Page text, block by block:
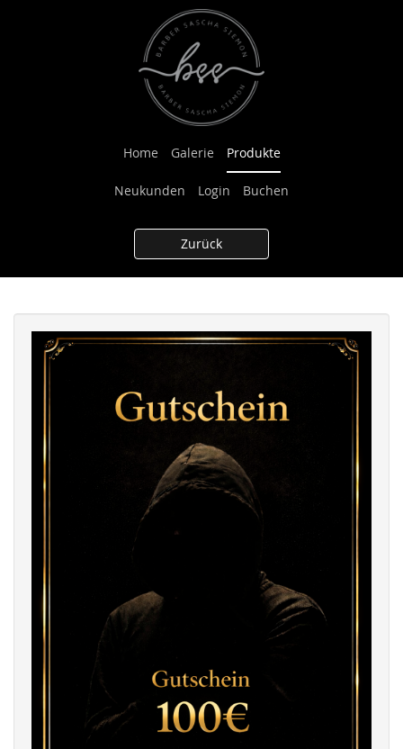
Home Galerie Produkte
Neukunden Login Buchen
Zurück